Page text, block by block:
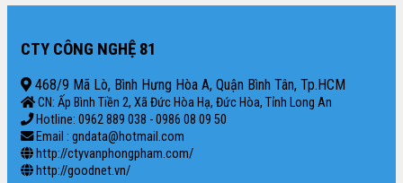
CTY CÔNG NGHỆ 81
468/9 Mã Lò, Bình Hưng Hòa A, Quận Bình Tân, Tp.HCM
CN: Ấp Bình Tiền 2, Xã Đức Hòa Hạ, Đức Hòa, Tỉnh Long An
Hotline: 0962 889 038 - 0986 08 09 50
Email : gndata@hotmail.com
http://ctyvanphongpham.com/
http://goodnet.vn/